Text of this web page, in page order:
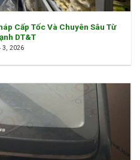
Cấp Tốc Và Chuyên Sâu Từ
DT&T
3, 2026